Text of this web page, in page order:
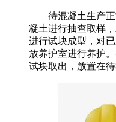
待混凝土生产
凝土进行抽查取样
进行试块成型，对
放养护室进行养护
试块取出，放置在待